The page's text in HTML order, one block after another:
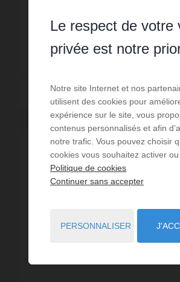
Appartement 4 pièces, rénové avec
Réf. : 667
DÈS435 €
Lire la suite
VISITE VIRTUELLE
Le respect de votre
privée est notre
Notre site Internet et nos
utilisent des cookies pour
expérience sur le site, vous
contenus personnalisés et afin
notre trafic. Vous pouvez choisir
cookies vous souhaitez activer ou
Politique de cookies
Continuer sans accepter
PERSONNALISER